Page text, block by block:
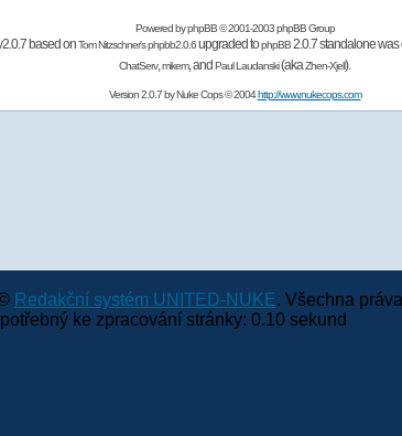
Powered byphpBB© 2001-2003 phpBB Group
based onTom Nitzschner'sphpbb2.0.6upgraded tophpBB2.0.7 standalone
ChatServ,mikem,and Paul Laudanski(akaZhen-Xjell).
Version 2.0.7 byNuke Cops© 2004http://www.nukecops.com
Redakční systém UNITED-NUKE. Všechna
ke zpracování stránky: 0.10 sekund